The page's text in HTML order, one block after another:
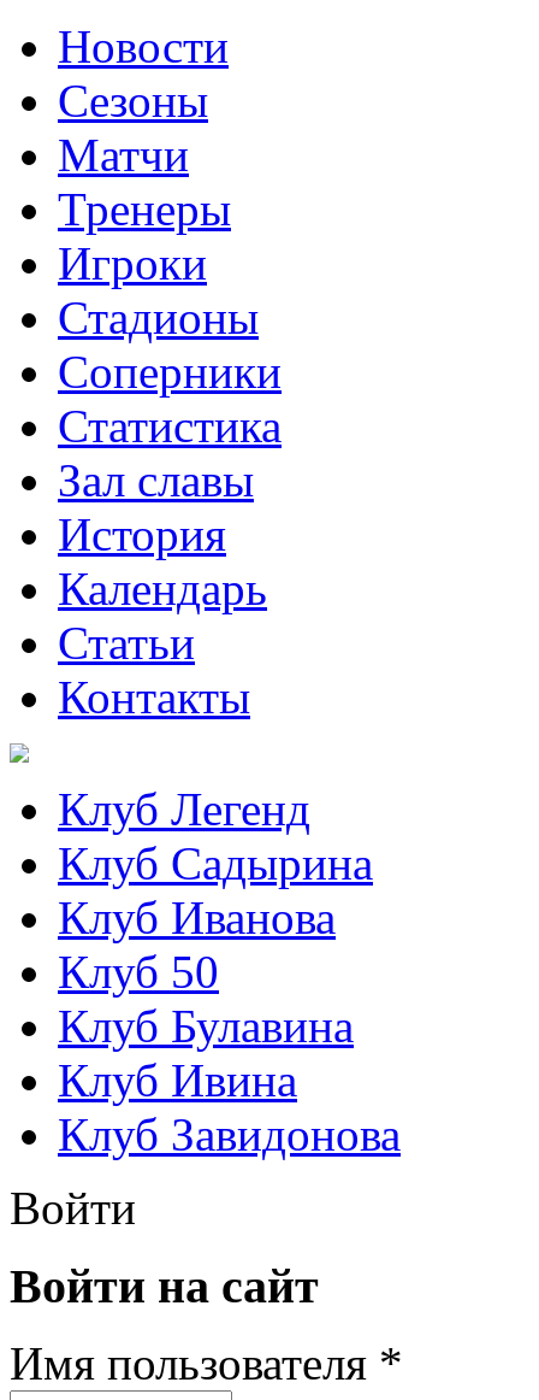
Новости
Сезоны
Матчи
Тренеры
Игроки
Стадионы
Соперники
Статистика
Зал славы
История
Календарь
Статьи
Контакты
Клуб Легенд
Клуб Садырина
Клуб Иванова
Клуб 50
Клуб Булавина
Клуб Ивина
Клуб Завидонова
Войти
Войти на сайт
Имя пользователя *